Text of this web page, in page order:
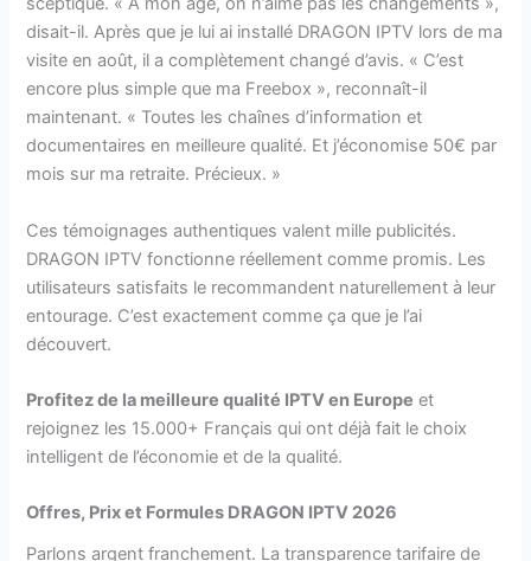
disait-il. Après que je lui ai installé DRAGON IPTV lors de ma
visite en août, il a complètement changé d’avis. « C’est
encore plus simple que ma Freebox », reconnaît-il
maintenant. « Toutes les chaînes d’information et
documentaires en meilleure qualité. Et j’économise 50€ par
mois sur ma retraite. Précieux. »
Ces témoignages authentiques valent mille publicités.
DRAGON IPTV fonctionne réellement comme promis. Les
utilisateurs satisfaits le recommandent naturellement à leur
entourage. C’est exactement comme ça que je l’ai
découvert.
Profitez de la meilleure qualité IPTV en Europe et
rejoignez les 15.000+ Français qui ont déjà fait le choix
intelligent de l’économie et de la qualité.
Offres, Prix et Formules DRAGON IPTV 2026
Parlons argent franchement. La transparence tarifaire de